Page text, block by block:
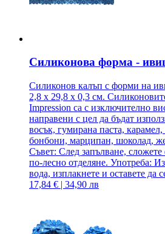
Силиконова форма -
Силиконов калъп с форми на
2,8 x 29,8 x 0,3 см.
Impression са с изключително
направени с цел да бъдат
восък, гумирана паста,
бонбони, марципан, шоколад,
Съвет: След запълване,
по-лесно отделяне. Употреба:
вода, изплакнете и оставете да
17,84 € | 34,90 лв